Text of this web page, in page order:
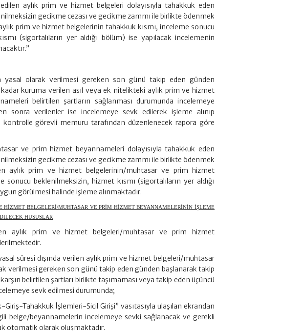
aylık prim ve hizmet belgeleri dolayısıyla tahakkuk eden
gecikme cezası ve gecikme zammı ile birlikte ödenmek
prim ve hizmet belgelerinin tahakkuk kısmı, inceleme sonucu
(sigortalıların yer aldığı bölüm) ise yapılacak incelemenin
yasal olarak verilmesi gereken son günü takip eden günden
kuruma verilen asıl veya ek nitelikteki aylık prim ve hizmet
belirtilen şartların sağlanması durumunda incelemeye
sonra verilenler ise incelemeye sevk edilerek işleme alınıp
görevli memuru tarafından düzenlenecek rapora göre
ve prim hizmet beyannameleri dolayısıyla tahakkuk eden
gecikme cezası ve gecikme zammı ile birlikte ödenmek
aylık prim ve hizmet belgelerinin/muhtasar ve prim hizmet
beklenilmeksizin, hizmet kısmı (sigortalıların yer aldığı
görülmesi halinde işleme alınmaktadır.
HİZMET BELGELERİ/MUHTASAR VE PRİM HİZMET BEYANNAMELERİNİN İŞLEME
HUSUSLAR
aylık prim ve hizmet belgeleri/muhtasar ve prim hizmet
süresi dışında verilen aylık prim ve hizmet belgeleri/muhtasar
verilmesi gereken son günü takip eden günden başlanarak takip
belirtilen şartları birlikte taşımaması veya takip eden üçüncü
sevk edilmesi durumunda;
Tahakkuk İşlemleri-Sicil Girişi” vasıtasıyla ulaşılan ekrandan
belge/beyannamelerin incelemeye sevki sağlanacak ve gerekli
otomatik olarak oluşmaktadır.